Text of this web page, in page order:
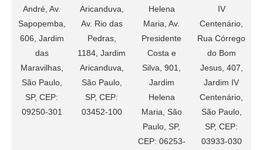
André, Av.
Sapopemba,
606, Jardim
das
Maravilhas,
São Paulo,
SP, CEP:
09250-301
Aricanduva,
Av. Rio das
Pedras,
1184, Jardim
Aricanduva,
São Paulo,
SP, CEP:
03452-100
Helena
Maria, Av.
Presidente
Costa e
Silva, 901,
Jardim
Helena
Maria, São
Paulo, SP,
CEP: 06253-
IV
Centenário,
Rua Córrego
do Bom
Jesus, 407,
Jardim IV
Centenário,
São Paulo,
SP, CEP:
03933-030